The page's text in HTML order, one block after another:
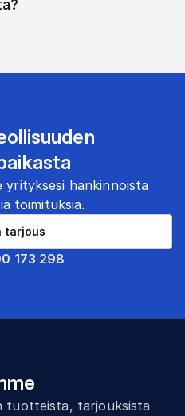
yrityksesi hankinnoista
toimituksia.
173 298
tarjous
tuotteista, tarjouksista